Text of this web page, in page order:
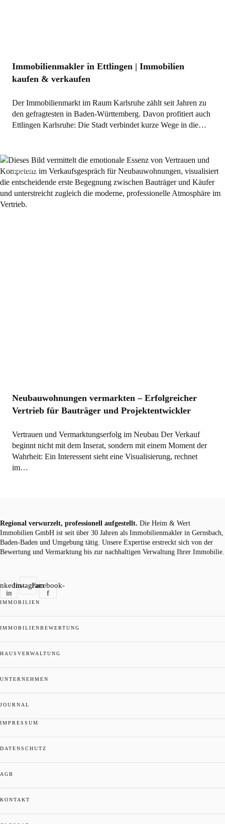
Immobilienmakler in Ettlingen | Immobilien
kaufen & verkaufen
Der Immobilienmarkt im Raum Karlsruhe zählt seit Jahren zu
den gefragtesten in Baden-Württemberg. Davon profitiert auch
Ettlingen Karlsruhe: Die Stadt verbindet kurze Wege in die…
Allgemein
Neubauwohnungen vermarkten – Erfolgreicher
Vertrieb für Bauträger und Projektentwickler
Vertrauen und Vermarktungserfolg im Neubau Der Verkauf
beginnt nicht mit dem Inserat, sondern mit einem Moment der
Wahrheit: Ein Interessent sieht eine Visualisierung, rechnet
im…
Regional verwurzelt, professionell aufgestellt. Die Heim & Wert
Immobilien GmbH ist seit über 30 Jahren als Immobilienmakler in Gernsbach,
Baden-Baden und Umgebung tätig. Unsere Expertise erstreckt sich von der
Bewertung und Vermarktung bis zur nachhaltigen Verwaltung Ihrer Immobilie.
in
InstagramFacebook-
f
IMMOBILIEN
IMMOBILIENBEWERTUNG
HAUSVERWALTUNG
UNTERNEHMEN
JOURNAL
IMPRESSUM
DATENSCHUTZ
AGB
KONTAKT